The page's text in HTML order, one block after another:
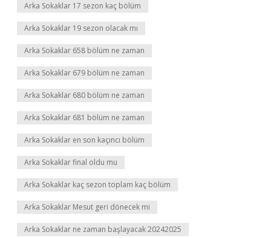
Arka Sokaklar 17 sezon kaç bölüm
Arka Sokaklar 19 sezon olacak mı
Arka Sokaklar 658 bölüm ne zaman
Arka Sokaklar 679 bölüm ne zaman
Arka Sokaklar 680 bölüm ne zaman
Arka Sokaklar 681 bölüm ne zaman
Arka Sokaklar en son kaçıncı bölüm
Arka Sokaklar final oldu mu
Arka Sokaklar kaç sezon toplam kaç bölüm
Arka Sokaklar Mesut geri dönecek mi
Arka Sokaklar ne zaman başlayacak 20242025